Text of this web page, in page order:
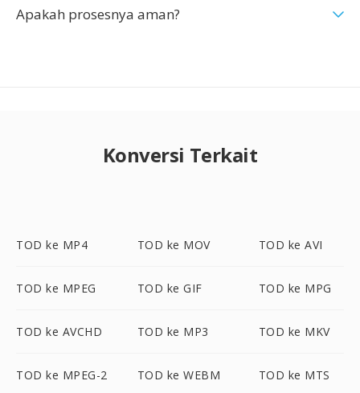
Apakah prosesnya aman?
Konversi Terkait
TOD ke MP4 TOD ke MOV TOD ke AVI
TOD ke MPEG TOD ke GIF TOD ke MPG
TOD ke AVCHD TOD ke MP3 TOD ke MKV
TOD ke MPEG-2 TOD ke WEBM TOD ke MTS